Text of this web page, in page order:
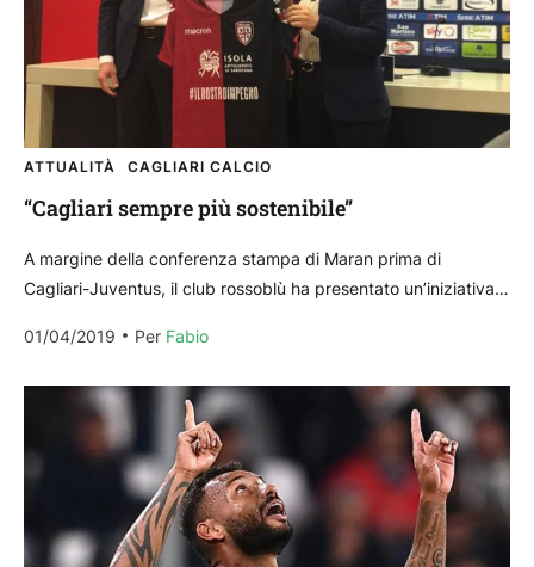
ATTUALITÀ CAGLIARI CALCIO
“Cagliari sempre più sostenibile”
A margine della conferenza stampa di Maran prima di
Cagliari-Juventus, il club rossoblù ha presentato un’iniziativa
01/04/2019
Per Fabio